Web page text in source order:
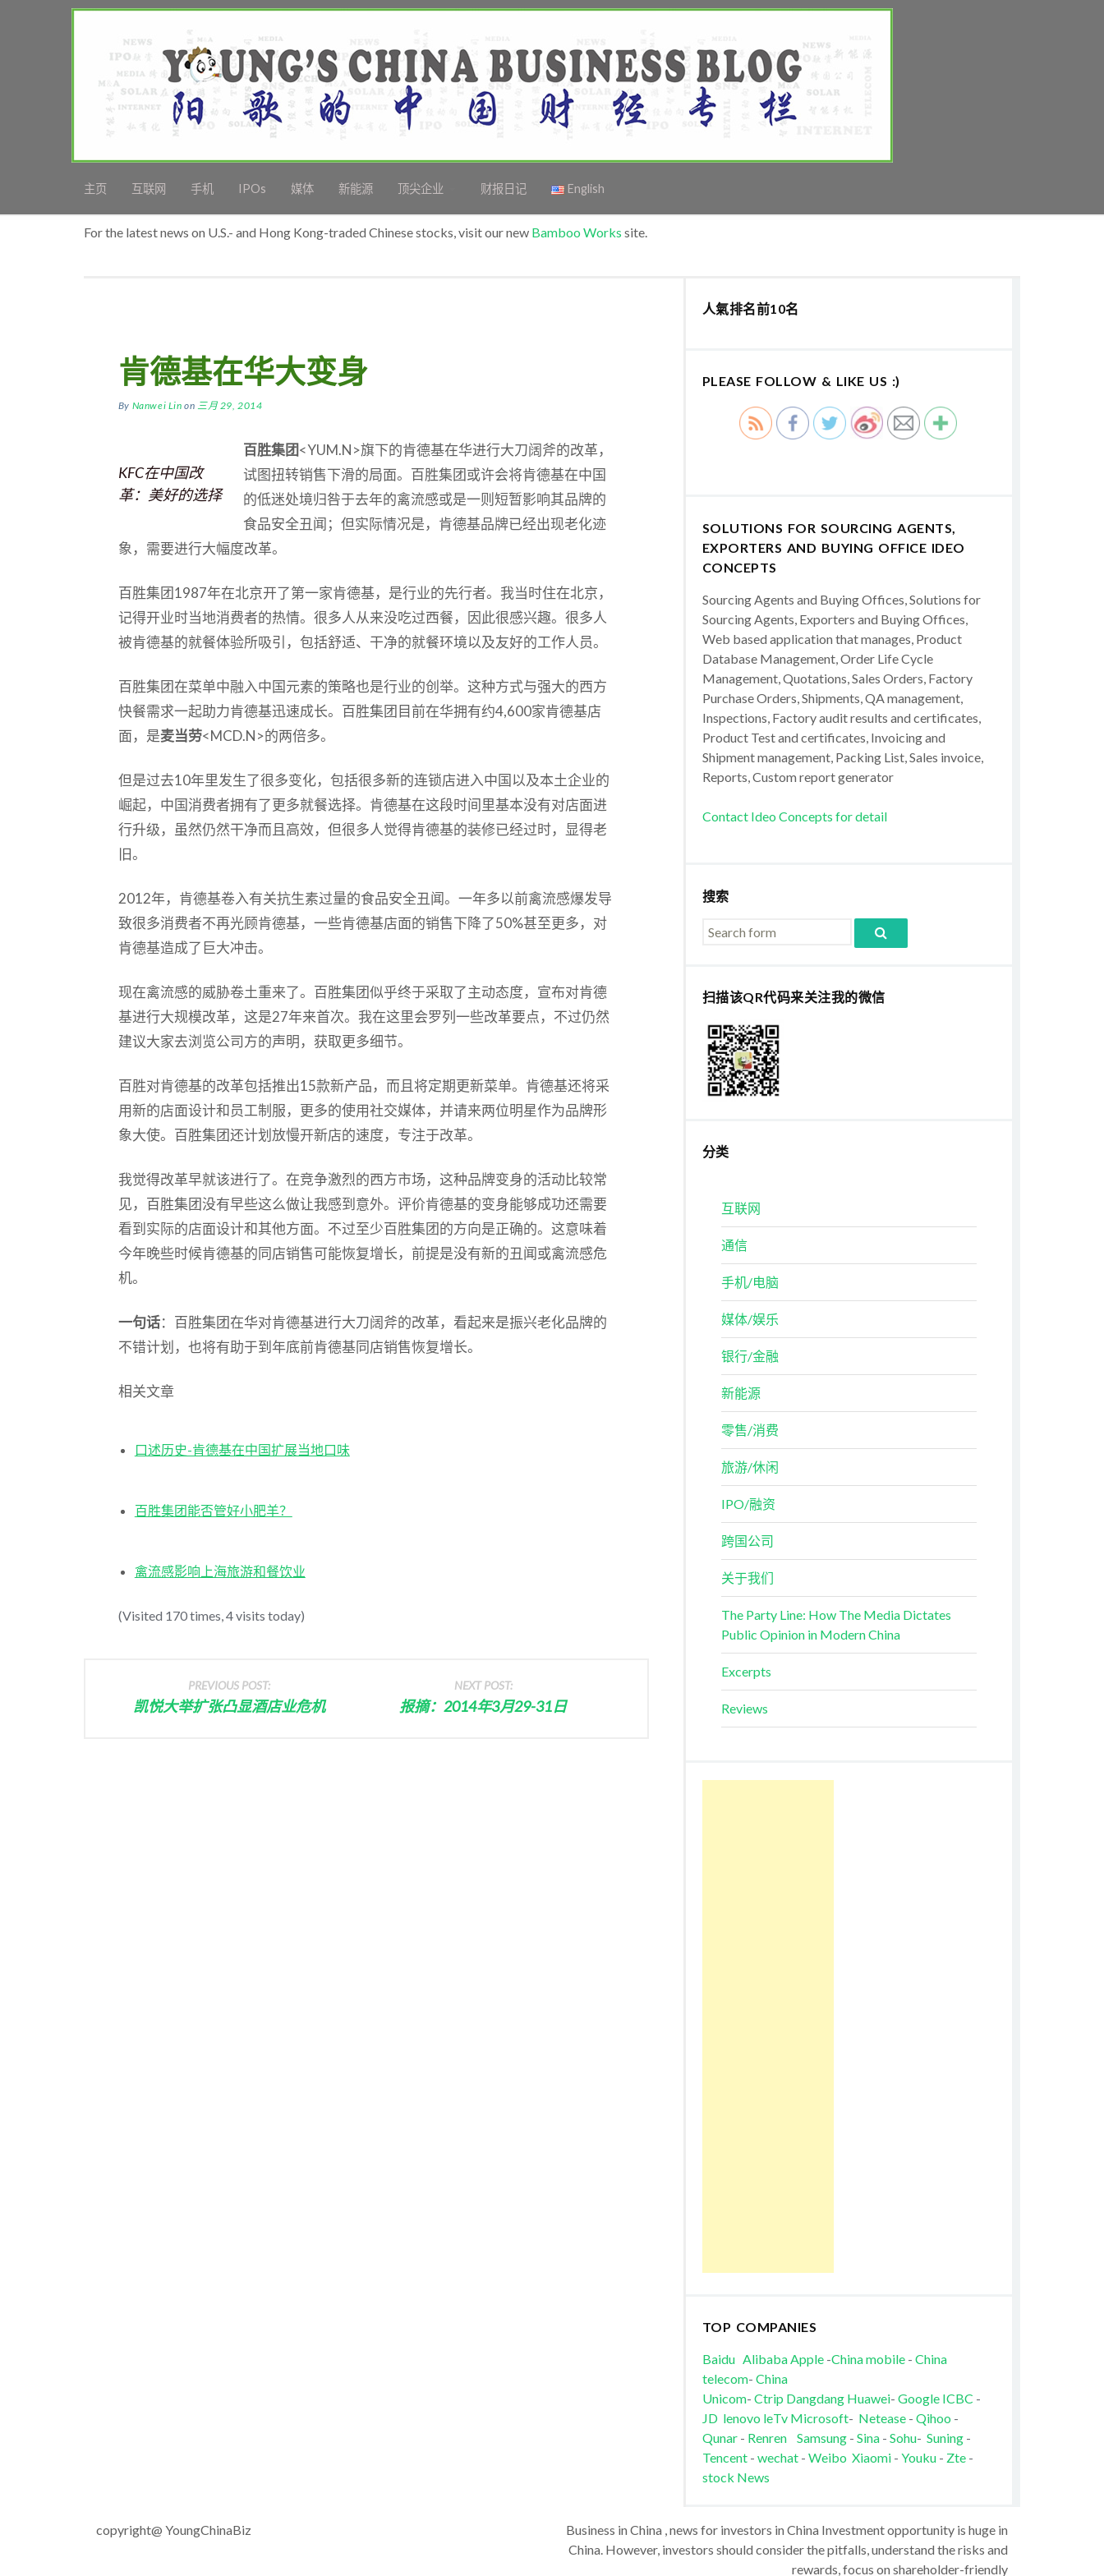
主页 互联网 手机 IPOs 媒体 新能源 顶尖企业 财报日记 English
For the latest news on U.S.- and Hong Kong-traded Chinese stocks, visit our new Bamboo Works site.
肯德基在华大变身
By Nanwei Lin on 三月 29, 2014
KFC在中国改
革：美好的选择
百胜集团<YUM.N>旗下的肯德基在华进行大刀阔斧的改革，
试图扭转销售下滑的局面。百胜集团或许会将肯德基在中国
的低迷处境归咎于去年的禽流感或是一则短暂影响其品牌的
食品安全丑闻；但实际情况是，肯德基品牌已经出现老化迹
象，需要进行大幅度改革。
百胜集团1987年在北京开了第一家肯德基，是行业的先行者。我当时住在北京，
记得开业时当地消费者的热情。很多人从来没吃过西餐，因此很感兴趣。很多人
被肯德基的就餐体验所吸引，包括舒适、干净的就餐环境以及友好的工作人员。
百胜集团在菜单中融入中国元素的策略也是行业的创举。这种方式与强大的西方
快餐需求一起助力肯德基迅速成长。百胜集团目前在华拥有约4,600家肯德基店
面，是麦当劳<MCD.N>的两倍多。
但是过去10年里发生了很多变化，包括很多新的连锁店进入中国以及本土企业的
崛起，中国消费者拥有了更多就餐选择。肯德基在这段时间里基本没有对店面进
行升级，虽然仍然干净而且高效，但很多人觉得肯德基的装修已经过时，显得老
旧。
2012年，肯德基卷入有关抗生素过量的食品安全丑闻。一年多以前禽流感爆发导
致很多消费者不再光顾肯德基，一些肯德基店面的销售下降了50%甚至更多，对
肯德基造成了巨大冲击。
现在禽流感的威胁卷土重来了。百胜集团似乎终于采取了主动态度，宣布对肯德
基进行大规模改革，这是27年来首次。我在这里会罗列一些改革要点，不过仍然
建议大家去浏览公司方的声明，获取更多细节。
百胜对肯德基的改革包括推出15款新产品，而且将定期更新菜单。肯德基还将采
用新的店面设计和员工制服，更多的使用社交媒体，并请来两位明星作为品牌形
象大使。百胜集团还计划放慢开新店的速度，专注于改革。
我觉得改革早就该进行了。在竞争激烈的西方市场，这种品牌变身的活动比较常
见，百胜集团没有早些这么做让我感到意外。评价肯德基的变身能够成功还需要
看到实际的店面设计和其他方面。不过至少百胜集团的方向是正确的。这意味着
今年晚些时候肯德基的同店销售可能恢复增长，前提是没有新的丑闻或禽流感危
机。
一句话：百胜集团在华对肯德基进行大刀阔斧的改革，看起来是振兴老化品牌的
不错计划，也将有助于到年底前肯德基同店销售恢复增长。
相关文章
口述历史-肯德基在中国扩展当地口味
百胜集团能否管好小肥羊？
禽流感影响上海旅游和餐饮业
(Visited 170 times, 4 visits today)
PREVIOUS POST:
凯悦大举扩张凸显酒店业危机
NEXT POST:
报摘：2014年3月29-31日
人氣排名前10名
PLEASE FOLLOW & LIKE US :)
SOLUTIONS FOR SOURCING AGENTS,
EXPORTERS AND BUYING OFFICE IDEO
CONCEPTS
Sourcing Agents and Buying Offices, Solutions for
Sourcing Agents, Exporters and Buying Offices,
Web based application that manages, Product
Database Management, Order Life Cycle
Management, Quotations, Sales Orders, Factory
Purchase Orders, Shipments, QA management,
Inspections, Factory audit results and certificates,
Product Test and certificates, Invoicing and
Shipment management, Packing List, Sales invoice,
Reports, Custom report generator
Contact Ideo Concepts for detail
搜索
扫描该QR代码来关注我的微信
分类
互联网
通信
手机/电脑
媒体/娱乐
银行/金融
新能源
零售/消费
旅游/休闲
IPO/融资
跨国公司
关于我们
The Party Line: How The Media Dictates
Public Opinion in Modern China
Excerpts
Reviews
TOP COMPANIES
Baidu AlibabaApple-China mobile- China
telecom- China
Unicom- Ctrip Dangdang Huawei- Google ICBC -
JD lenovo leTv Microsoft- Netease- Qihoo -
Qunar- Renren Samsung- Sina- Sohu- Suning-
Tencent- wechat - Weibo Xiaomi- Youku - Zte-
stock News
copyright@ YoungChinaBiz
Business in China , news for investors in China Investment opportunity is huge in
China. However, investors should consider the pitfalls, understand the risks and
rewards, focus on shareholder-friendly